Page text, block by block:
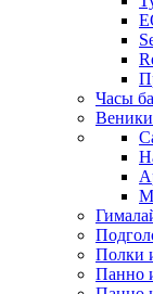
Часы
Веники
Полки
Панно